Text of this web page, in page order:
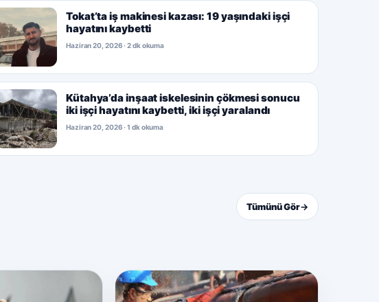
Tokat’ta iş makinesi kazası: 19 yaşındaki işçi
hayatını kaybetti
Haziran 20, 2026 · 2 dk okuma
Kütahya’da inşaat iskelesinin çökmesi sonucu
iki işçi hayatını kaybetti, iki işçi yaralandı
Haziran 20, 2026 · 1 dk okuma
Tümünü Gör→